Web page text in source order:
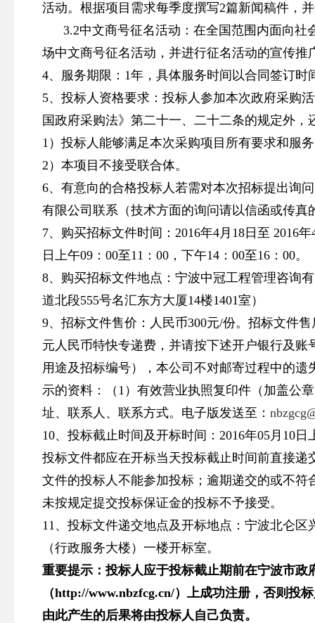
活动。根据项目需求每季度撰写2篇新闻稿件，
3.2中文商号征名活动：在全国范围内面向社
场中文商号征名活动，并进行征名活动的宣传推
4、服务期限：1年，具体服务时间以合同签订时
5、投标人资格要求：投标人参加本次政府采购
国政府采购法》第二十一、二十二条的规定外，
1）投标人能够满足本次采购项目所有要求和服
2）本项目不接受联合体。
6、有意向的合格投标人若需对本次招标提出询
有限公司联系（技术方面的询问请以信函或传真
7、购买招标文件时间：2016年4月18日至 2016
日上午09：00至11：00，下午14：00至16：00。
8、购买招标文件地点：宁波中冠工程管理咨询
道北段555号名汇东方大厦14楼1401室）
9、招标文件售价：人民币300元/份。招标文件
元人民币特快专递费，并请按下述开户银行及账
用途及招标编号），本公司不对邮寄过程中的遗
示的资料：（1）有效营业执照复印件（加盖公
址、联系人、联系方式。电子版发送至：
10、投标截止时间及开标时间：2016年05月10
投标文件都应在开标当天投标截止时间前直接递
文件的投标人不能参加投标；逾期递交的或不符
未按规定提交投标保证金的投标不予接受。
11、投标文件递交地点及开标地点：宁波北仑区
（行政服务大楼）一楼开标室。
重要提示：投标人应于投标截止期前在宁波市政
（http://www.nbzfcg.cn/）上成功注册，否则投
由此产生的后果将由投标人自己负责。